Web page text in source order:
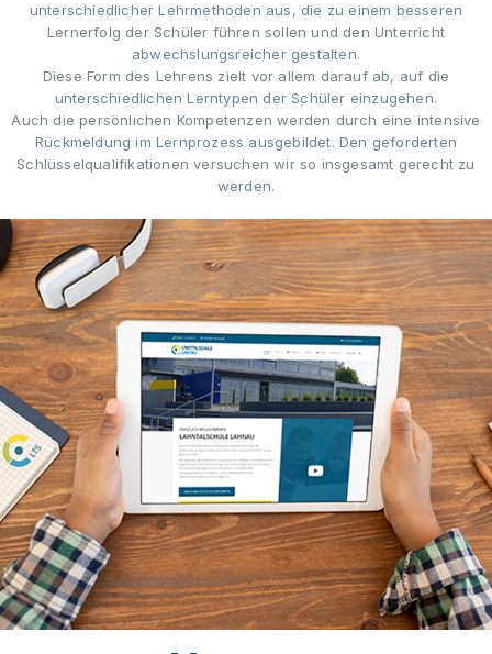
unterschiedlicher Lehrmethoden aus, die zu einem besseren
Lernerfolg der Schüler führen sollen und den Unterricht
abwechslungsreicher gestalten.
Diese Form des Lehrens zielt vor allem darauf ab, auf die
unterschiedlichen Lerntypen der Schüler einzugehen.
Auch die persönlichen Kompetenzen werden durch eine intensive
Rückmeldung im Lernprozess ausgebildet. Den geforderten
Schlüsselqualifikationen versuchen wir so insgesamt gerecht zu
werden.